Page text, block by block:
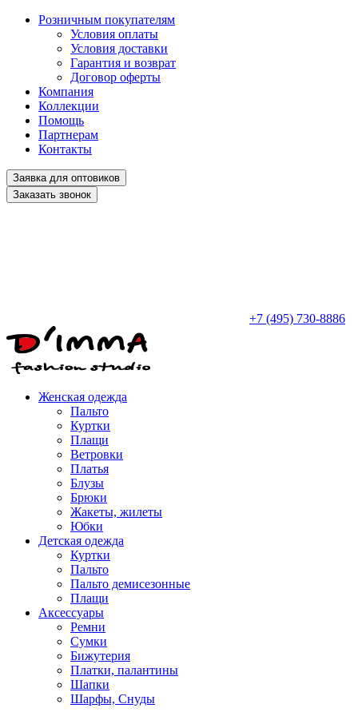
Розничным покупателям
Условия оплаты
Условия доставки
Гарантия и возврат
Договор оферты
Компания
Коллекции
Помощь
Партнерам
Контакты
Заявка для оптовиков
Заказать звонок
+7 (495) 730-8886
Женская одежда
Пальто
Куртки
Плащи
Ветровки
Платья
Блузы
Брюки
Жакеты, жилеты
Юбки
Детская одежда
Куртки
Пальто
Пальто демисезонные
Плащи
Аксессуары
Ремни
Сумки
Бижутерия
Платки, палантины
Шапки
Шарфы, Снуды